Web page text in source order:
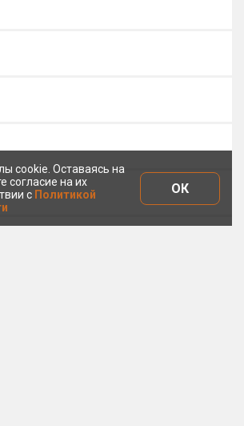
cookie. Оставаясь на
согласие на их
с Политикой
ОК